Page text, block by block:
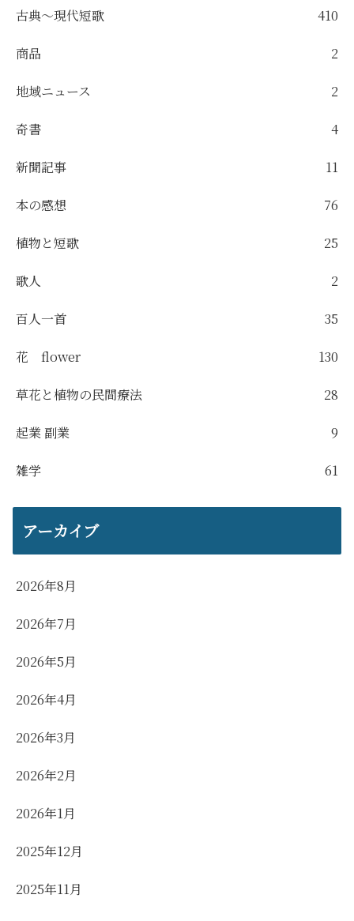
古典～現代短歌 410
商品 2
地域ニュース 2
奇書 4
新聞記事 11
本の感想 76
植物と短歌 25
歌人 2
百人一首 35
花 flower 130
草花と植物の民間療法 28
起業 副業 9
雑学 61
アーカイブ
2026年8月
2026年7月
2026年5月
2026年4月
2026年3月
2026年2月
2026年1月
2025年12月
2025年11月